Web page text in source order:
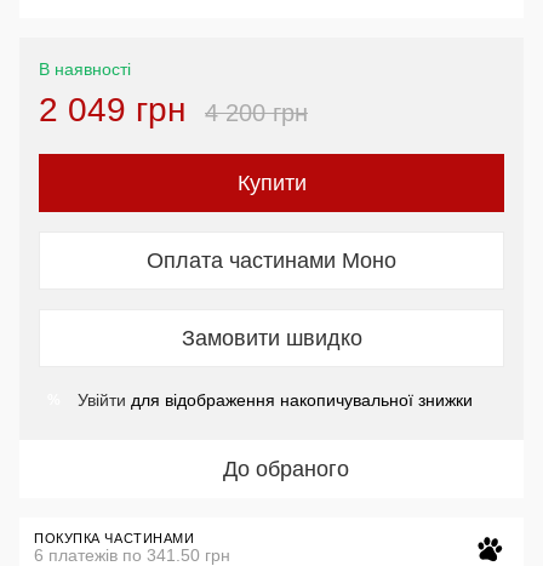
В наявності
2 049 грн 4 200 грн
Купити
Оплата частинами Моно
Замовити швидко
Увійти для відображення накопичувальної знижки
До обраного
ПОКУПКА ЧАСТИНАМИ
6 платежів по 341.50 грн